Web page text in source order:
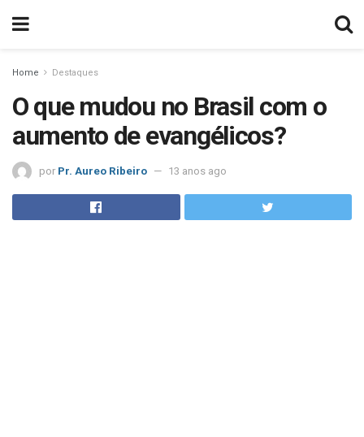
Home Destaques
O que mudou no Brasil com o
aumento de evangélicos?
por Pr. Aureo Ribeiro 13 anos ago